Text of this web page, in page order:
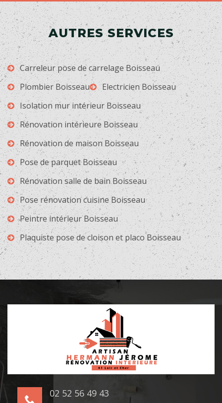
AUTRES SERVICES
Carreleur pose de carrelage Boisseau
Plombier Boisseau
Electricien Boisseau
Isolation mur intérieur Boisseau
Rénovation intérieure Boisseau
Rénovation de maison Boisseau
Pose de parquet Boisseau
Rénovation salle de bain Boisseau
Pose rénovation cuisine Boisseau
Peintre intérieur Boisseau
Plaquiste pose de cloison et placo Boisseau
02 52 56 49 43